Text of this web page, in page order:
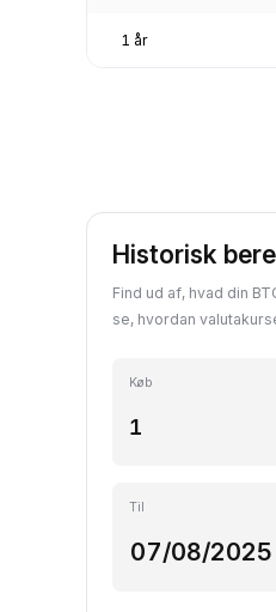
1 år
Historisk
Find ud af, hvad din
se, hvordan
Køb
Til